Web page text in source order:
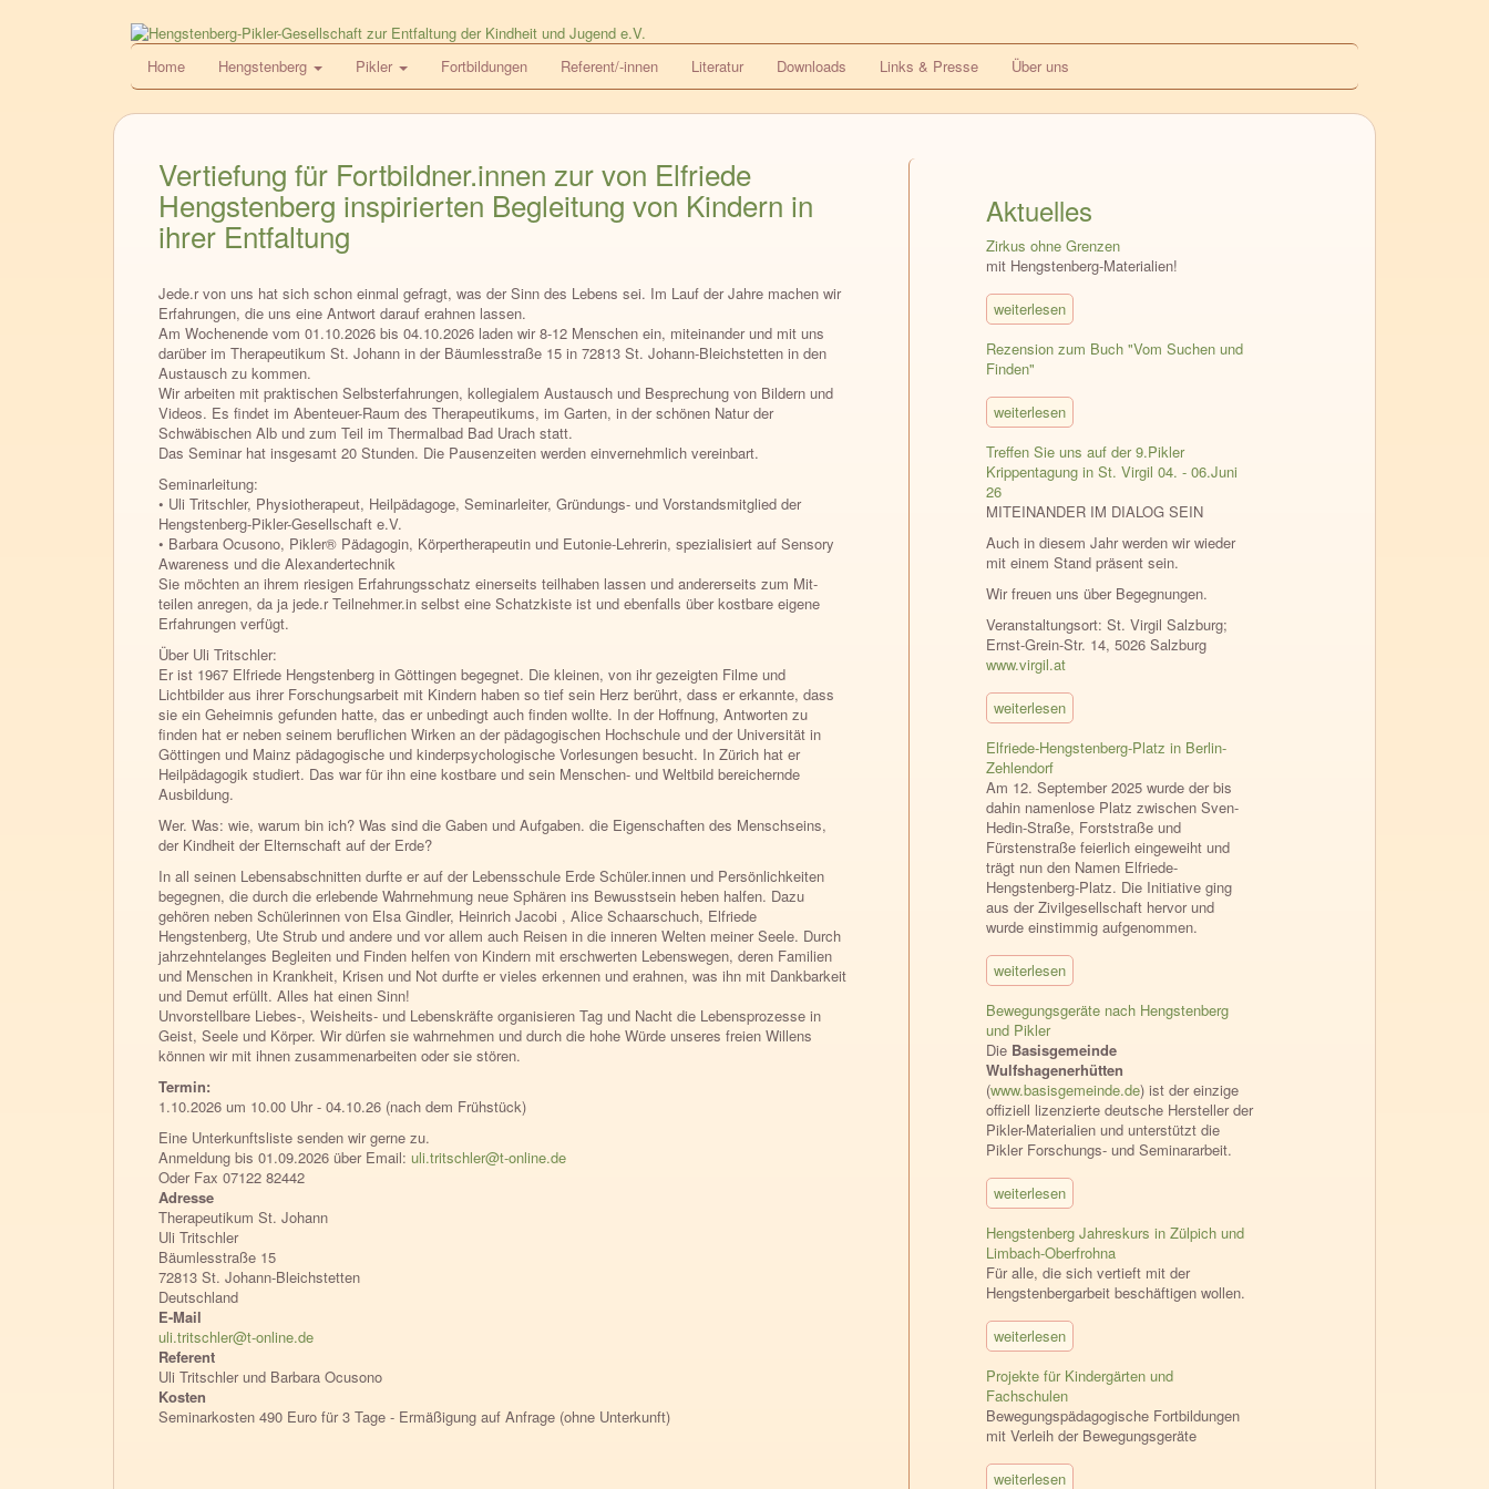
HPG
Home Hengstenberg Pikler Fortbildungen Referent/-innen Literatur Downloads Links & Presse Über uns
Vertiefung für Fortbildner.innen zur von Elfriede
Hengstenberg inspirierten Begleitung von Kindern in
ihrer Entfaltung
Jede.r von uns hat sich schon einmal gefragt, was der Sinn des Lebens sei. Im Lauf der Jahre machen wir
Erfahrungen, die uns eine Antwort darauf erahnen lassen.
Am Wochenende vom 01.10.2026 bis 04.10.2026 laden wir 8-12 Menschen ein, miteinander und mit uns
darüber im Therapeutikum St. Johann in der Bäumlesstraße 15 in 72813 St. Johann-Bleichstetten in den
Austausch zu kommen.
Wir arbeiten mit praktischen Selbsterfahrungen, kollegialem Austausch und Besprechung von Bildern und
Videos. Es findet im Abenteuer-Raum des Therapeutikums, im Garten, in der schönen Natur der
Schwäbischen Alb und zum Teil im Thermalbad Bad Urach statt.
Das Seminar hat insgesamt 20 Stunden. Die Pausenzeiten werden einvernehmlich vereinbart.
Seminarleitung:
• Uli Tritschler, Physiotherapeut, Heilpädagoge, Seminarleiter, Gründungs- und Vorstandsmitglied der
Hengstenberg-Pikler-Gesellschaft e.V.
• Barbara Ocusono, Pikler® Pädagogin, Körpertherapeutin und Eutonie-Lehrerin, spezialisiert auf Sensory
Awareness und die Alexandertechnik
Sie möchten an ihrem riesigen Erfahrungsschatz einerseits teilhaben lassen und andererseits zum Mit-
teilen anregen, da ja jede.r Teilnehmer.in selbst eine Schatzkiste ist und ebenfalls über kostbare eigene
Erfahrungen verfügt.
Über Uli Tritschler:
Er ist 1967 Elfriede Hengstenberg in Göttingen begegnet. Die kleinen, von ihr gezeigten Filme und
Lichtbilder aus ihrer Forschungsarbeit mit Kindern haben so tief sein Herz berührt, dass er erkannte, dass
sie ein Geheimnis gefunden hatte, das er unbedingt auch finden wollte. In der Hoffnung, Antworten zu
finden hat er neben seinem beruflichen Wirken an der pädagogischen Hochschule und der Universität in
Göttingen und Mainz pädagogische und kinderpsychologische Vorlesungen besucht. In Zürich hat er
Heilpädagogik studiert. Das war für ihn eine kostbare und sein Menschen- und Weltbild bereichernde
Ausbildung.
Wer. Was: wie, warum bin ich? Was sind die Gaben und Aufgaben. die Eigenschaften des Menschseins,
der Kindheit der Elternschaft auf der Erde?
In all seinen Lebensabschnitten durfte er auf der Lebensschule Erde Schüler.innen und Persönlichkeiten
begegnen, die durch die erlebende Wahrnehmung neue Sphären ins Bewusstsein heben halfen. Dazu
gehören neben Schülerinnen von Elsa Gindler, Heinrich Jacobi , Alice Schaarschuch, Elfriede
Hengstenberg, Ute Strub und andere und vor allem auch Reisen in die inneren Welten meiner Seele. Durch
jahrzehntelanges Begleiten und Finden helfen von Kindern mit erschwerten Lebenswegen, deren Familien
und Menschen in Krankheit, Krisen und Not durfte er vieles erkennen und erahnen, was ihn mit Dankbarkeit
und Demut erfüllt. Alles hat einen Sinn!
Unvorstellbare Liebes-, Weisheits- und Lebenskräfte organisieren Tag und Nacht die Lebensprozesse in
Geist, Seele und Körper. Wir dürfen sie wahrnehmen und durch die hohe Würde unseres freien Willens
können wir mit ihnen zusammenarbeiten oder sie stören.
Termin:
1.10.2026 um 10.00 Uhr - 04.10.26 (nach dem Frühstück)
Eine Unterkunftsliste senden wir gerne zu.
Anmeldung bis 01.09.2026 über Email: uli.tritschler@t-online.de
Oder Fax 07122 82442
Adresse
Therapeutikum St. Johann
Uli Tritschler
Bäumlesstraße 15
72813 St. Johann-Bleichstetten
Deutschland
E-Mail
uli.tritschler@t-online.de
Referent
Uli Tritschler und Barbara Ocusono
Kosten
Seminarkosten 490 Euro für 3 Tage - Ermäßigung auf Anfrage (ohne Unterkunft)
Aktuelles
Zirkus ohne Grenzen
mit Hengstenberg-Materialien!
weiterlesen
Rezension zum Buch "Vom Suchen und
Finden"
weiterlesen
Treffen Sie uns auf der 9.Pikler
Krippentagung in St. Virgil 04. - 06.Juni
26
MITEINANDER IM DIALOG SEIN
Auch in diesem Jahr werden wir wieder
mit einem Stand präsent sein.
Wir freuen uns über Begegnungen.
Veranstaltungsort: St. Virgil Salzburg;
Ernst-Grein-Str. 14, 5026 Salzburg
www.virgil.at
weiterlesen
Elfriede-Hengstenberg-Platz in Berlin-
Zehlendorf
Am 12. September 2025 wurde der bis
dahin namenlose Platz zwischen Sven-
Hedin-Straße, Forststraße und
Fürstenstraße feierlich eingeweiht und
trägt nun den Namen Elfriede-
Hengstenberg-Platz. Die Initiative ging
aus der Zivilgesellschaft hervor und
wurde einstimmig aufgenommen.
weiterlesen
Bewegungsgeräte nach Hengstenberg
und Pikler
Die Basisgemeinde
Wulfshagenerhütten
(www.basisgemeinde.de) ist der einzige
offiziell lizenzierte deutsche Hersteller der
Pikler-Materialien und unterstützt die
Pikler Forschungs- und Seminararbeit.
weiterlesen
Hengstenberg Jahreskurs in Zülpich und
Limbach-Oberfrohna
Für alle, die sich vertieft mit der
Hengstenbergarbeit beschäftigen wollen.
weiterlesen
Projekte für Kindergärten und
Fachschulen
Bewegungspädagogische Fortbildungen
mit Verleih der Bewegungsgeräte
weiterlesen